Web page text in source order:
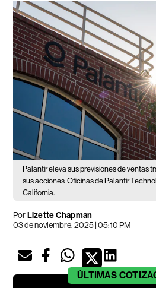
Palantir eleva sus previsiones de ventas
sus acciones Oficinas de Palantir
California.
PorLizette Chapman
03 de noviembre, 2025 | 05:10 PM
ÚLTIMAS